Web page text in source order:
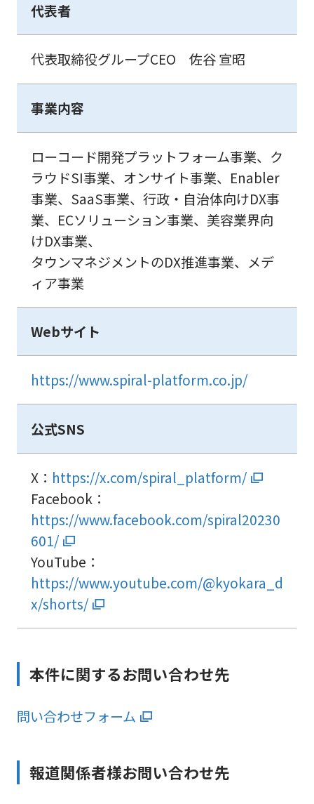
代表者
代表取締役グループCEO 佐谷 宣昭
事業内容
ローコード開発プラットフォーム事業、ク
ラウドSI事業、オンサイト事業、Enabler
事業、SaaS事業、行政・自治体向けDX事
業、ECソリューション事業、美容業界向
けDX事業、
タウンマネジメントのDX推進事業、メデ
ィア事業
Webサイト
https://www.spiral-platform.co.jp/
公式SNS
X： https://x.com/spiral_platform/
Facebook：
https://www.facebook.com/spiral20230
601/
YouTube：
https://www.youtube.com/@kyokara_d
x/shorts/
本件に関するお問い合わせ先
問い合わせフォーム
報道関係者様お問い合わせ先